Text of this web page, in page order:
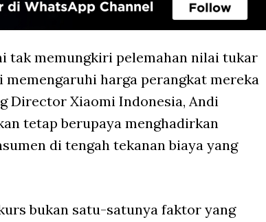
tak memungkiri pelemahan nilai tukar
harga perangkat mereka
Director Xiaomi Indonesia, Andi
tetap berupaya menghadirkan
di tengah tekanan biaya yang
bukan satu-satunya faktor yang